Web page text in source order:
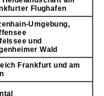
Flughafen
Umgebung,
und
Wald
Frankfurt und am